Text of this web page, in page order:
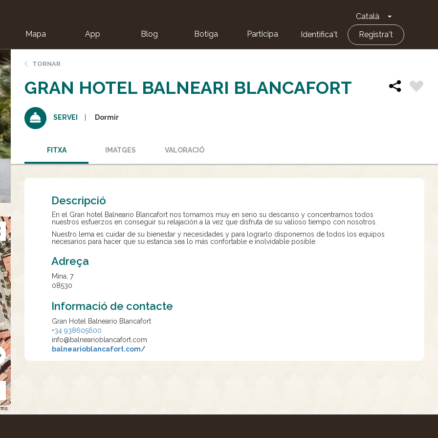
Català Toggle
Mapa App Blog Botiga Participa Identifica't Registra't
TORNAR
GRAN HOTEL BALNEARI BLANCAFORT
SERVEI Dormir
FITXA IMATGES VALORACIÓ
Descripció
En el Gran hotel Balneario Blancafort nos tomamos muy en serio su descanso y concentramos todos
nuestros esfuerzos en conseguir su relajación a la vez que disfruta de su valioso tiempo con nosotros.
Nuestro lema es cuidar de su bienestar y necesidades y para lograrlo disponemos de todos los equipos
necesarios para hacer que su estancia sea lo más confortable e inolvidable posible.
Adreça
Mina, 7
08530
Informació de contacte
Gran Hotel Balneario Blancafort
+34 938605600
info@balnearioblancafort.com
balnearioblancafort.com/